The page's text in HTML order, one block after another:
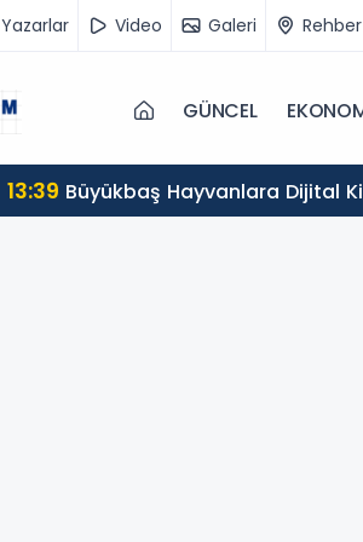
Yazarlar Video Galeri Rehber
GÜNCEL
13:39 Büyükbaş Hayvanlara Dijital